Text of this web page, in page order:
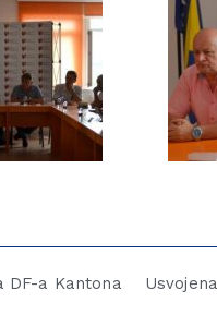
DF-a Kantona